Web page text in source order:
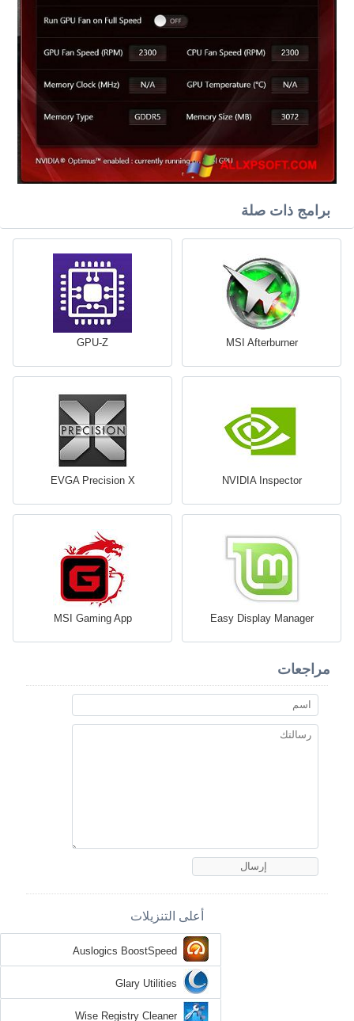
برامج ذات صلة
MSI Afterburner
GPU-Z
NVIDIA Inspector
EVGA Precision X
Easy Display Manager
MSI Gaming App
مراجعات
أعلى التنزيلات
Auslogics BoostSpeed
Glary Utilities
Wise Registry Cleaner